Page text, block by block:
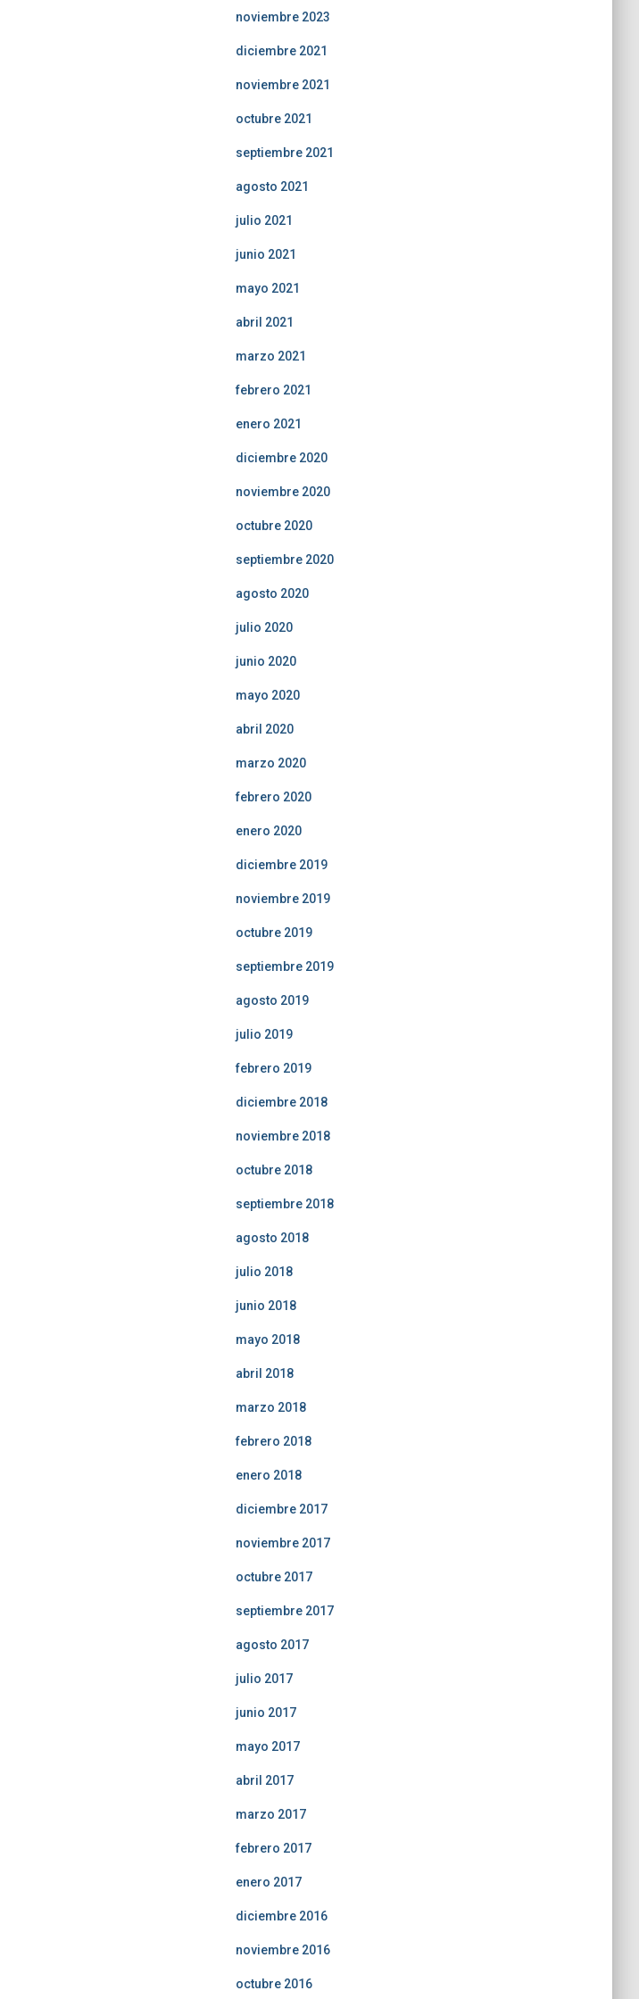
noviembre 2023
diciembre 2021
noviembre 2021
octubre 2021
septiembre 2021
agosto 2021
julio 2021
junio 2021
mayo 2021
abril 2021
marzo 2021
febrero 2021
enero 2021
diciembre 2020
noviembre 2020
octubre 2020
septiembre 2020
agosto 2020
julio 2020
junio 2020
mayo 2020
abril 2020
marzo 2020
febrero 2020
enero 2020
diciembre 2019
noviembre 2019
octubre 2019
septiembre 2019
agosto 2019
julio 2019
febrero 2019
diciembre 2018
noviembre 2018
octubre 2018
septiembre 2018
agosto 2018
julio 2018
junio 2018
mayo 2018
abril 2018
marzo 2018
febrero 2018
enero 2018
diciembre 2017
noviembre 2017
octubre 2017
septiembre 2017
agosto 2017
julio 2017
junio 2017
mayo 2017
abril 2017
marzo 2017
febrero 2017
enero 2017
diciembre 2016
noviembre 2016
octubre 2016